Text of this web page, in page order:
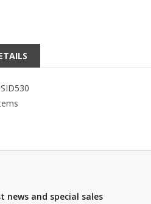
SID530
news and special sales